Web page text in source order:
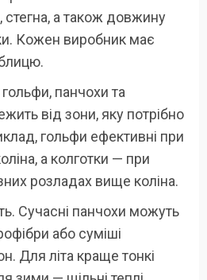
стегна, а також довжину
Кожен виробник має
панчохи та
від зони, яку потрібно
гольфи ефективні при
а колготки — при
розладах вище коліна.
Сучасні панчохи можуть
або суміші
Для літа краще тонкі